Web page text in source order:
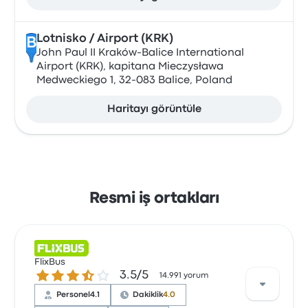
B Lotnisko / Airport (KRK)
John Paul II Kraków-Balice International
Airport (KRK), kapitana Mieczysława
Medweckiego 1, 32-083 Balice, Poland
Haritayı görüntüle
Resmi iş ortakları
FlixBus
3.5 üzerinden 5 yıldız
3.5/5 14.991 yorum
Personel4.1 Dakiklik4.0